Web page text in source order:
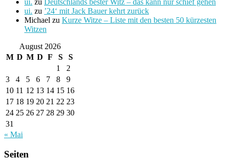
ui. zu ’24‘ mit Jack Bauer kehrt zurück
Michael zu Kurze Witze – Liste mit den besten 50 kürzesten
Witzen
August 2026
M D M D F S
S
1
2
3
4 5 6 7 8
9
10 11 12 13 14 15 16
17 18 19 20 21 22 23
24 25 26 27 28 29 30
31
« Mai
Seiten